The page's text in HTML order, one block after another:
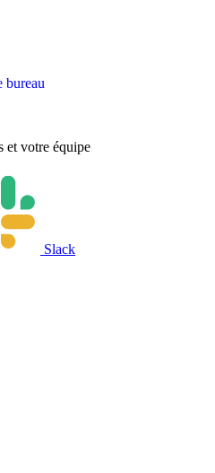
bureau
et votre équipe
Slack